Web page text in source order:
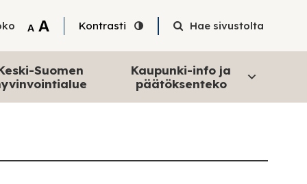
A Tekstin pienentäminen
A Tekstin suurentaminen
Kontrasti Hae sivustolta
Suomen
Kaupunki-info ja
päätöksenteko